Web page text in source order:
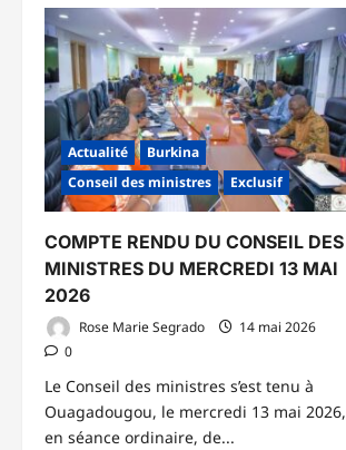
sur
CONSEIL
DES
MINISTRES
DU
30
JUILLET
2026
Actualité
Burkina
Conseil des ministres
Exclusif
COMPTE RENDU DU CONSEIL DES
MINISTRES DU MERCREDI 13 MAI
2026
Rose Marie Segrado
14 mai 2026
0
Le Conseil des ministres s’est tenu à
Ouagadougou, le mercredi 13 mai 2026,
en séance ordinaire, de...